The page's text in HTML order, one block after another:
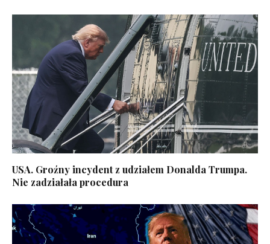
USA. Groźny incydent z udziałem Donalda Trumpa.
Nie zadziałała procedura